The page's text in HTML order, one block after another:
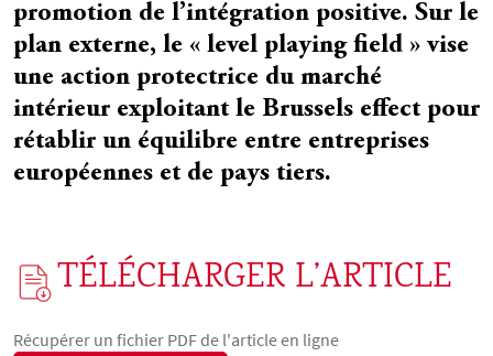
promotion de l’intégration positive. Sur le
plan externe, le « level playing field » vise
une action protectrice du marché
intérieur exploitant le Brussels effect pour
rétablir un équilibre entre entreprises
européennes et de pays tiers.
TÉLÉCHARGER L’ARTICLE
Récupérer un fichier PDF de l'article en ligne